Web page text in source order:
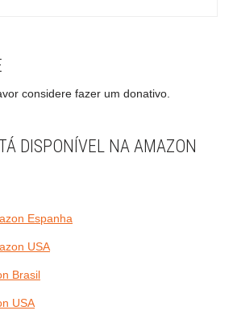
considere fazer um donativo.
DISPONÍVEL NA AMAZON
Espanha
USA
Brasil
USA